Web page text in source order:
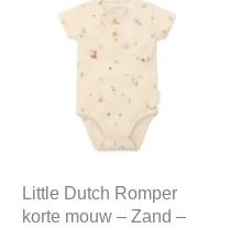
Little Dutch Romper
korte mouw – Zand –
prijs
was:
€12,95.
prijs
€10,23.